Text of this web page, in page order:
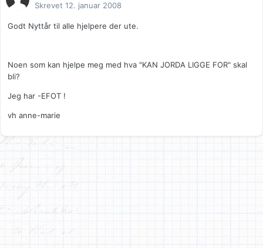
Skrevet 12. januar 2008
Godt Nyttår til alle hjelpere der ute.
Noen som kan hjelpe meg med hva "KAN JORDA LIGGE FOR" skal
bli?
Jeg har -EFOT !
vh anne-marie